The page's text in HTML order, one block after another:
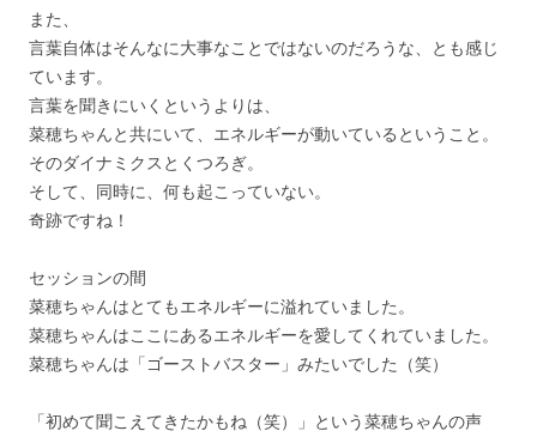
また、
言葉自体はそんなに大事なことではないのだろうな、
とも感じ
ています。
言葉を聞きにいくというよりは、
菜穂ちゃんと共にいて、エネルギーが動いているということ。
そのダイナミクスとくつろぎ。
そして、同時に、何も起こっていない。
奇跡ですね！
セッションの間
菜穂ちゃんはとてもエネルギーに溢れていました。
菜穂ちゃんはここにあるエネルギーを愛してくれていました。
菜穂ちゃんは「ゴーストバスター」みたいでした（笑）
「初めて聞こえてきたかもね（笑）」という菜穂ちゃんの声